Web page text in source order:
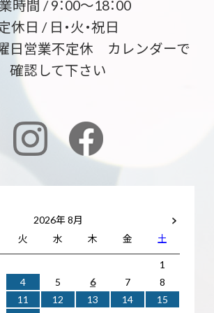
時間 / 9：00～18：00
休日 / 日・火・祝日
日営業不定休 カレンダーで
確認して下さい
2026年 8月
火 水 木 金
土
1
4 5 6 7
8
11 12 13 14
15